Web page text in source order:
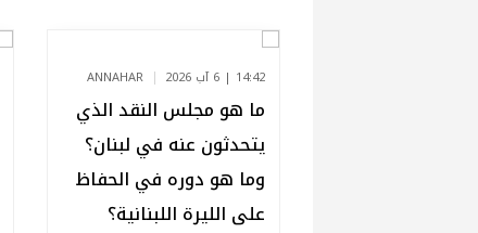
14:42 | 6 آب 2026 ANNAHAR
ما هو مجلس النقد الذي
يتحدثون عنه في لبنان؟
وما هو دوره في الحفاظ
على الليرة اللبنانية؟